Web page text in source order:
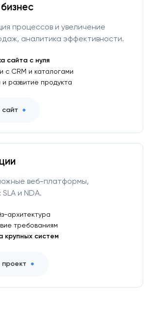
процессов и увеличение
аналитика эффективности.
сайта с нуля
с CRM и каталогами
развитие продукта
веб-платформы,
и NDA.
архитектура
требованиям
крупных систем